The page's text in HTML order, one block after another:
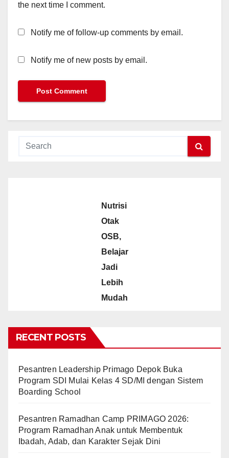
the next time I comment.
Notify me of follow-up comments by email.
Notify me of new posts by email.
Nutrisi
Otak
OSB,
Belajar
Jadi
Lebih
Mudah
RECENT POSTS
Pesantren Leadership Primago Depok Buka
Program SDI Mulai Kelas 4 SD/MI dengan Sistem
Boarding School
Pesantren Ramadhan Camp PRIMAGO 2026:
Program Ramadhan Anak untuk Membentuk
Ibadah, Adab, dan Karakter Sejak Dini